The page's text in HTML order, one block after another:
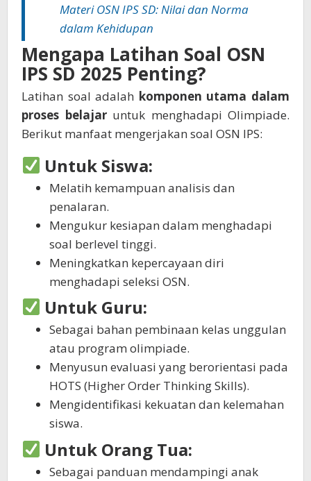
Materi OSN IPS SD: Nilai dan Norma
dalam Kehidupan
Mengapa Latihan Soal OSN
IPS SD 2025 Penting?
Latihan soal adalah komponen utama dalam
proses belajaruntuk menghadapi Olimpiade.
Berikut manfaat mengerjakan soal OSN IPS:
Untuk Siswa:
Melatih kemampuan analisis dan
penalaran.
Mengukur kesiapan dalam menghadapi
soal berlevel tinggi.
Meningkatkan kepercayaan diri
menghadapi seleksi OSN.
Untuk Guru:
Sebagai bahan pembinaan kelas unggulan
atau program olimpiade.
Menyusun evaluasi yang berorientasi pada
HOTS (Higher Order Thinking Skills).
Mengidentifikasi kekuatan dan kelemahan
siswa.
Untuk Orang Tua:
Sebagai panduan mendampingi anak